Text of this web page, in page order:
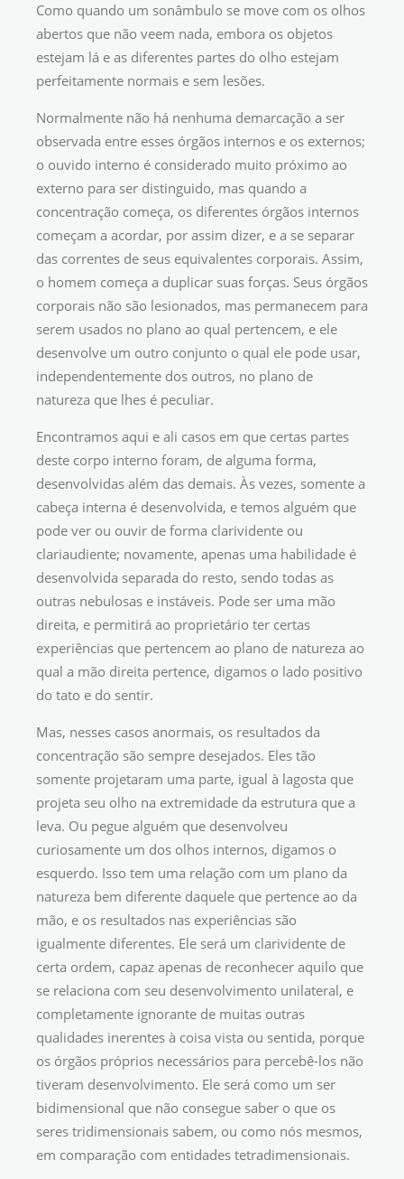
Como quando um sonâmbulo se move com os olhos
abertos que não veem nada, embora os objetos
estejam lá e as diferentes partes do olho estejam
perfeitamente normais e sem lesões.
Normalmente não há nenhuma demarcação a ser
observada entre esses órgãos internos e os externos;
o ouvido interno é considerado muito próximo ao
externo para ser distinguido, mas quando a
concentração começa, os diferentes órgãos internos
começam a acordar, por assim dizer, e a se separar
das correntes de seus equivalentes corporais. Assim,
o homem começa a duplicar suas forças. Seus órgãos
corporais não são lesionados, mas permanecem para
serem usados no plano ao qual pertencem, e ele
desenvolve um outro conjunto o qual ele pode usar,
independentemente dos outros, no plano de
natureza que lhes é peculiar.
Encontramos aqui e ali casos em que certas partes
deste corpo interno foram, de alguma forma,
desenvolvidas além das demais. Às vezes, somente a
cabeça interna é desenvolvida, e temos alguém que
pode ver ou ouvir de forma clarividente ou
clariaudiente; novamente, apenas uma habilidade é
desenvolvida separada do resto, sendo todas as
outras nebulosas e instáveis. Pode ser uma mão
direita, e permitirá ao proprietário ter certas
experiências que pertencem ao plano de natureza ao
qual a mão direita pertence, digamos o lado positivo
do tato e do sentir.
Mas, nesses casos anormais, os resultados da
concentração são sempre desejados. Eles tão
somente projetaram uma parte, igual à lagosta que
projeta seu olho na extremidade da estrutura que a
leva. Ou pegue alguém que desenvolveu
curiosamente um dos olhos internos, digamos o
esquerdo. Isso tem uma relação com um plano da
natureza bem diferente daquele que pertence ao da
mão, e os resultados nas experiências são
igualmente diferentes. Ele será um clarividente de
certa ordem, capaz apenas de reconhecer aquilo que
se relaciona com seu desenvolvimento unilateral, e
completamente ignorante de muitas outras
qualidades inerentes à coisa vista ou sentida, porque
os órgãos próprios necessários para percebê-los não
tiveram desenvolvimento. Ele será como um ser
bidimensional que não consegue saber o que os
seres tridimensionais sabem, ou como nós mesmos,
em comparação com entidades tetradimensionais.